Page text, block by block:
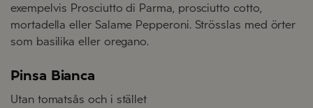
exempelvis Prosciutto di Parma, prosciutto cotto,
mortadella eller Salame Pepperoni. Strösslas med örter
som basilika eller oregano.
Pinsa Bianca
Utan tomatsås och i stället